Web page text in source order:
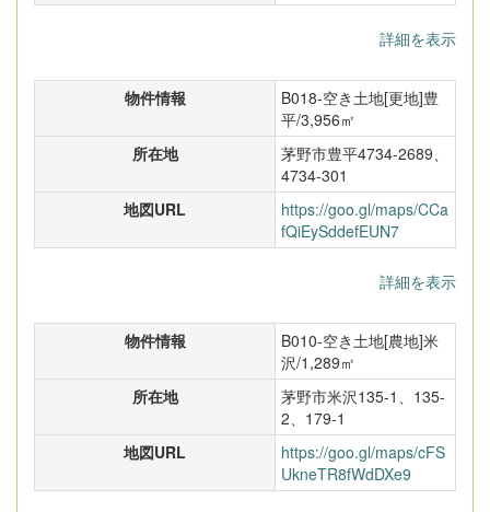
詳細を表示
物件情報
B018-空き土地[更地]豊
平/3,956㎡
所在地
茅野市豊平4734-2689、
4734-301
地図URL
https://goo.gl/maps/CCa
fQiEySddefEUN7
詳細を表示
物件情報
B010-空き土地[農地]米
沢/1,289㎡
所在地
茅野市米沢135-1、135-
2、179-1
地図URL
https://goo.gl/maps/cFS
UkneTR8fWdDXe9